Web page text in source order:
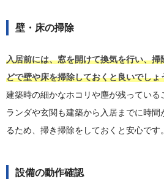
壁・床の掃除
入居前には、窓を開けて換気を行い、
どで壁や床を掃除しておくと良いでしょ
建築時の細かなホコリや塵が残ってい
ランダや玄関も建築から入居までに時間
るため、掃き掃除をしておくと安心です。
設備の動作確認